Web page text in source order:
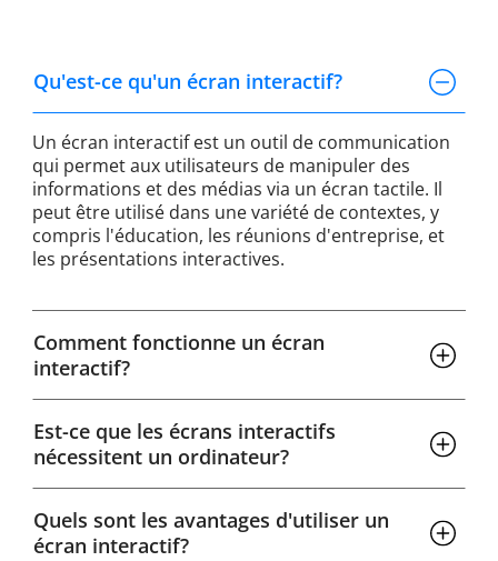
Qu'est-ce qu'un écran interactif?
Un écran interactif est un outil de communication
qui permet aux utilisateurs de manipuler des
informations et des médias via un écran tactile. Il
peut être utilisé dans une variété de contextes, y
compris l'éducation, les réunions d'entreprise, et
les présentations interactives.
Comment fonctionne un écran
interactif?
Est-ce que les écrans interactifs
nécessitent un ordinateur?
Quels sont les avantages d'utiliser un
écran interactif?